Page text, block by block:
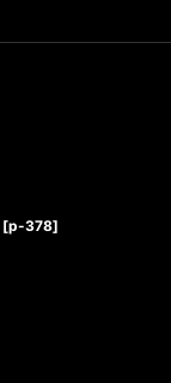
[p-378]